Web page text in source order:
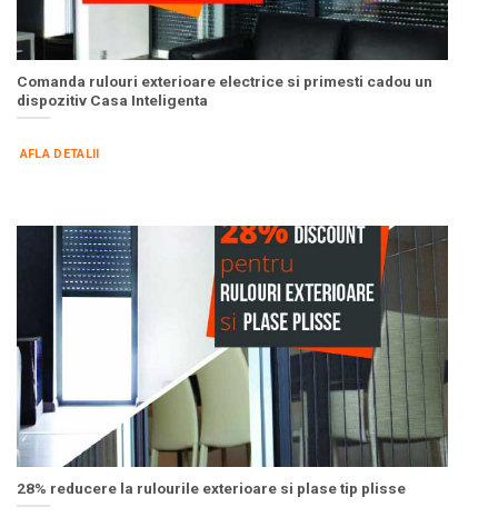
Comanda rulouri exterioare electrice si primesti cadou un
dispozitiv Casa Inteligenta
AFLA DETALII
28% reducere la rulourile exterioare si plase tip plisse